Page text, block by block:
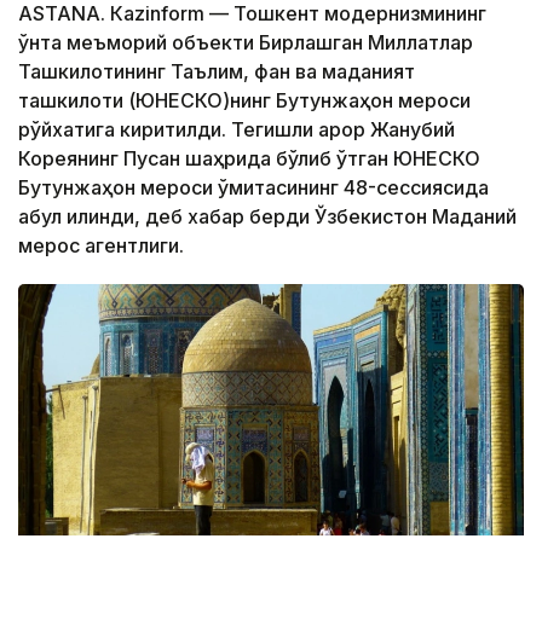
ASTANА. Кazinform — Тошкент модернизмининг
ўнта меъморий объекти Бирлашган Миллатлар
Ташкилотининг Таълим, фан ва маданият
ташкилоти (ЮНEСКО)нинг Бутунжаҳон мероси
рўйхатига киритилди. Тегишли қарор Жанубий
Кореянинг Пусан ​​шаҳрида бўлиб ўтган ЮНEСКО
Бутунжаҳон мероси қўмитасининг 48-сессиясида
қабул қилинди, деб хабар берди Ўзбекистон Маданий
мерос агентлиги.